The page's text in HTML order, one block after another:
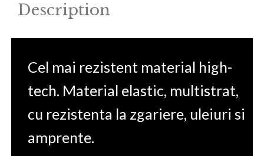
17.3'
Description
Cel mai rezistent material high-
tech. Material elastic, multistrat,
cu rezistenta la zgariere, uleiuri si
amprente.